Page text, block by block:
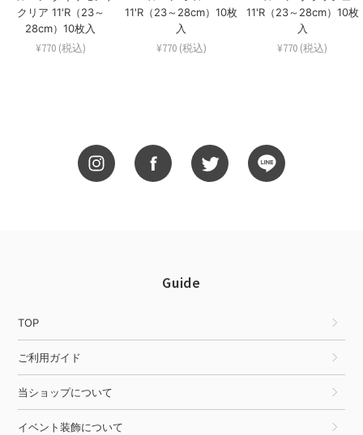
クリア 11'R（23～
28cm）10枚入
¥770 (税込)
11'R（23～28cm）10枚
入
¥770 (税込)
11'R（23～28cm）10枚
入
¥770 (税込)
Guide
TOP
ご利用ガイド
当ショップについて
イベント装飾について